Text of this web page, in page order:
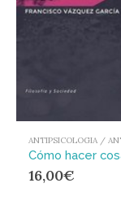
16,00€